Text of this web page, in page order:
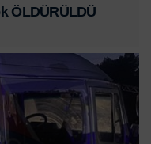
ÖLDÜRÜLDÜ